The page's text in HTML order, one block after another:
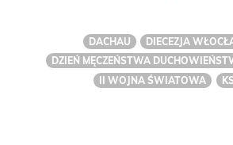
DACHAU
DIECEZJA
DZIEŃ MĘCZEŃSTWA
II WOJNA ŚWIATOWA